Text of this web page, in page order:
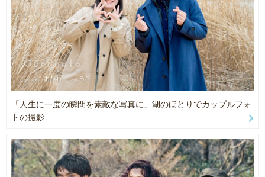
ただきます。
通常、1週間を目安にお渡しさせていただきます。
◇申し込み時のお願い
・撮影の種類（誕生日記念や七五三・お宮参りなど）
・撮影場所（探している場合は一度ご相談ください。ご希望のイメ
ージに沿った場所を提案させていただきます）
・当日の合計人数
・お子様がいる場合（性別、年齢、性格 、人見知り、よく笑う、な
ど）
・雨天の場合は機材故障防止の為、基本延期とさせていただきま
す。（少雨の場合は決行可能です）
「人生に一度の瞬間を素敵な写真に」湖のほとりでカップルフォ
トの撮影